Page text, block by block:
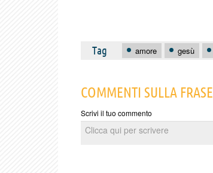
Tag amore gesù
COMMENTI SULLA FRASE
Scrivi il tuo commento